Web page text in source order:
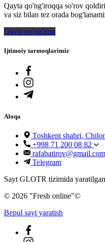
Qayta qo'ng'iroqqa so'rov
va siz bilan tez orada
Qayta qo'ng'iroq
Ijtimoiy tarmoqlarimiz
Aloqa
Toshkent shahri,
+998 71 200 08 82
rafabatirov@gmail.com
Telegram
Sayt GLOTR tizimida yaratilgan
© 2026 "Fresh online"©️
Bepul sayt yaratish